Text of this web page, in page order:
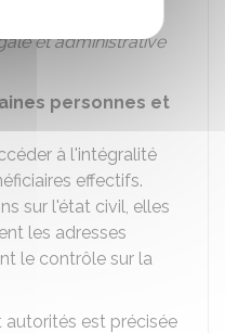
et administrative
personnes et
à l'intégralité
effectifs.
sur l'état civil, elles
les adresses
le contrôle sur la
autorités est précisée